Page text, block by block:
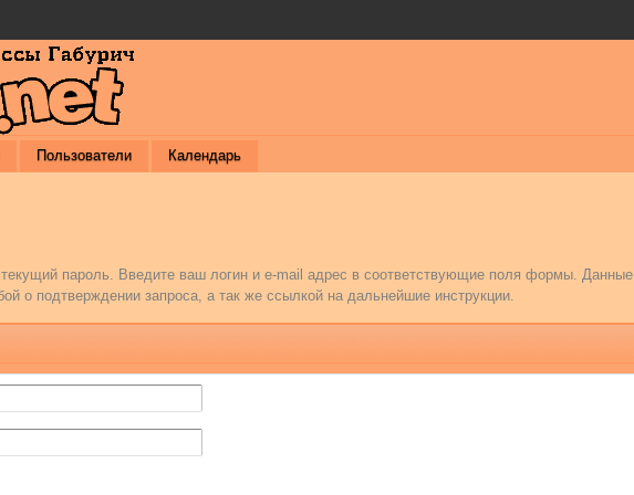
Пользователи Календарь
пароль. Введите ваш логин и e-mail адрес в соответствующие поля формы. Данные
о подтверждении запроса, а так же ссылкой на дальнейшие инструкции.